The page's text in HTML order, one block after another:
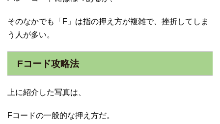
そのなかでも「F」は指の押え方が複雑で、挫折してしま
う人が多い。
Fコード攻略法
上に紹介した写真は、
Fコードの一般的な押え方だ。